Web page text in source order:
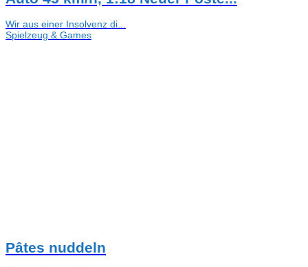
Wir aus einer Insolvenz di...
Spielzeug & Games
Pâtes nuddeln